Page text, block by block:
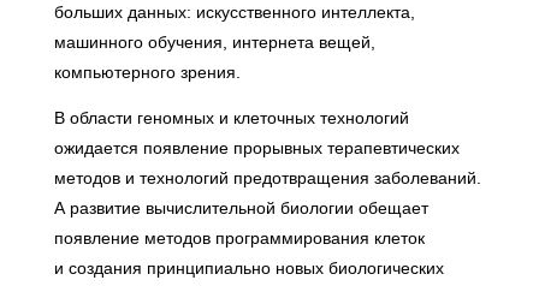
больших данных: искусственного интеллекта,
машинного обучения, интернета вещей,
компьютерного зрения.
В области геномных и клеточных технологий
ожидается появление прорывных терапевтических
методов и технологий предотвращения заболеваний.
А развитие вычислительной биологии обещает
появление методов программирования клеток
и создания принципиально новых биологических